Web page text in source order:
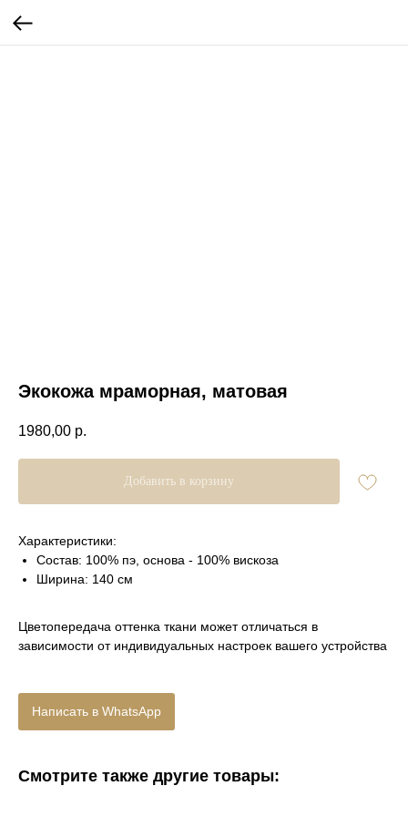
Экокожа мраморная, матовая
1980,00 р.
Добавить в корзину
Характеристики:
Состав: 100% пэ, основа - 100% вискоза
Ширина: 140 см
Цветопередача оттенка ткани может отличаться в
зависимости от индивидуальных настроек вашего устройства
Написать в WhatsApp
Смотрите также другие товары: